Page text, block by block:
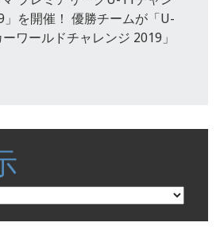
」を開催！ 優勝チームが「U-
ワールドチャレンジ 2019」